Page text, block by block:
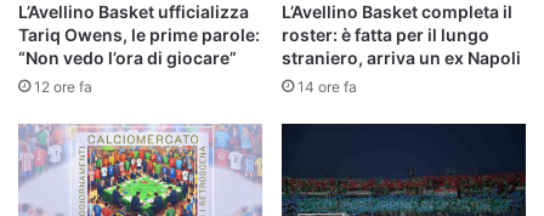
L’Avellino Basket ufficializza
Tariq Owens, le prime parole:
“Non vedo l’ora di giocare”
12 ore fa
L’Avellino Basket completa il
roster: è fatta per il lungo
straniero, arriva un ex Napoli
14 ore fa